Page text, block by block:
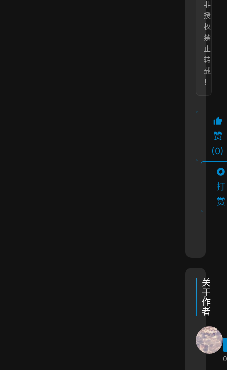
非
授
权
禁
止
转
载
！
赞
(0)
打
赏
关
于
作
者
0